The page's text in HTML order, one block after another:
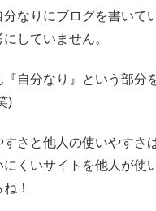
なりにブログを書いて
していません。
自分なり』という部分
)
さと他人の使いやすさ
にくいサイトを他人が使
！